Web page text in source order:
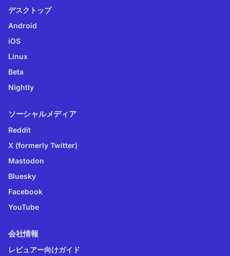
デスクトップ
Android
iOS
Linux
Beta
Nightly
ソーシャルメディア
Reddit
X (formerly Twitter)
Mastodon
Bluesky
Facebook
YouTube
会社情報
レビュアー向けガイド